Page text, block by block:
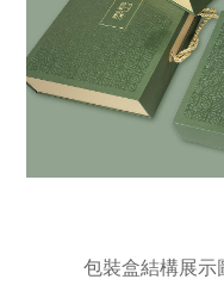
包裝盒結構展示